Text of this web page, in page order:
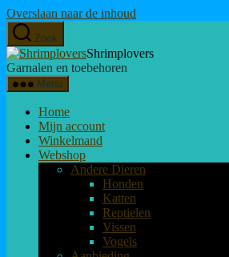
Overslaan naar de inhoud
Zoek
Shrimplovers
Garnalen en toebehoren
Menu
Home
Mijn account
Winkelmand
Webshop
Andere Dieren
Honden
Katten
Reptielen
Vissen
Vogels